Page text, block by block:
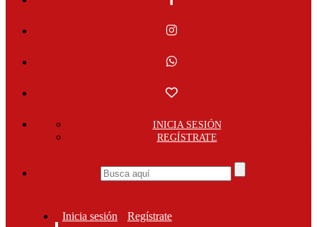
INICIA SESIÓN
REGÍSTRATE
Inicia sesión Regístrate